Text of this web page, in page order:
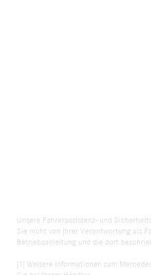
Unsere Fahrerassistenz- und
Sie nicht von Ihrer Verantwortung als
Betriebsanleitung und die dort
[1] Weitere Informationen zum